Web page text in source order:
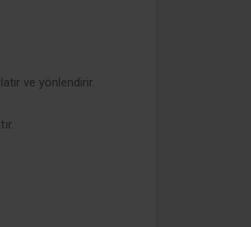
ve yönlendirir.